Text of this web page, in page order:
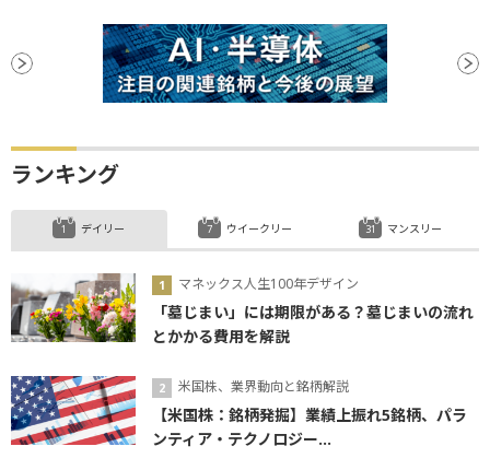
ランキング
デイリー
マネックス人生100年デザイン
「墓じまい」には期限がある？墓じまいの流れ
とかかる費用を解説
米国株、業界動向と銘柄解説
【米国株：銘柄発掘】業績上振れ5銘柄、パラ
ンティア・テクノロジー...
ウイークリー マンスリー